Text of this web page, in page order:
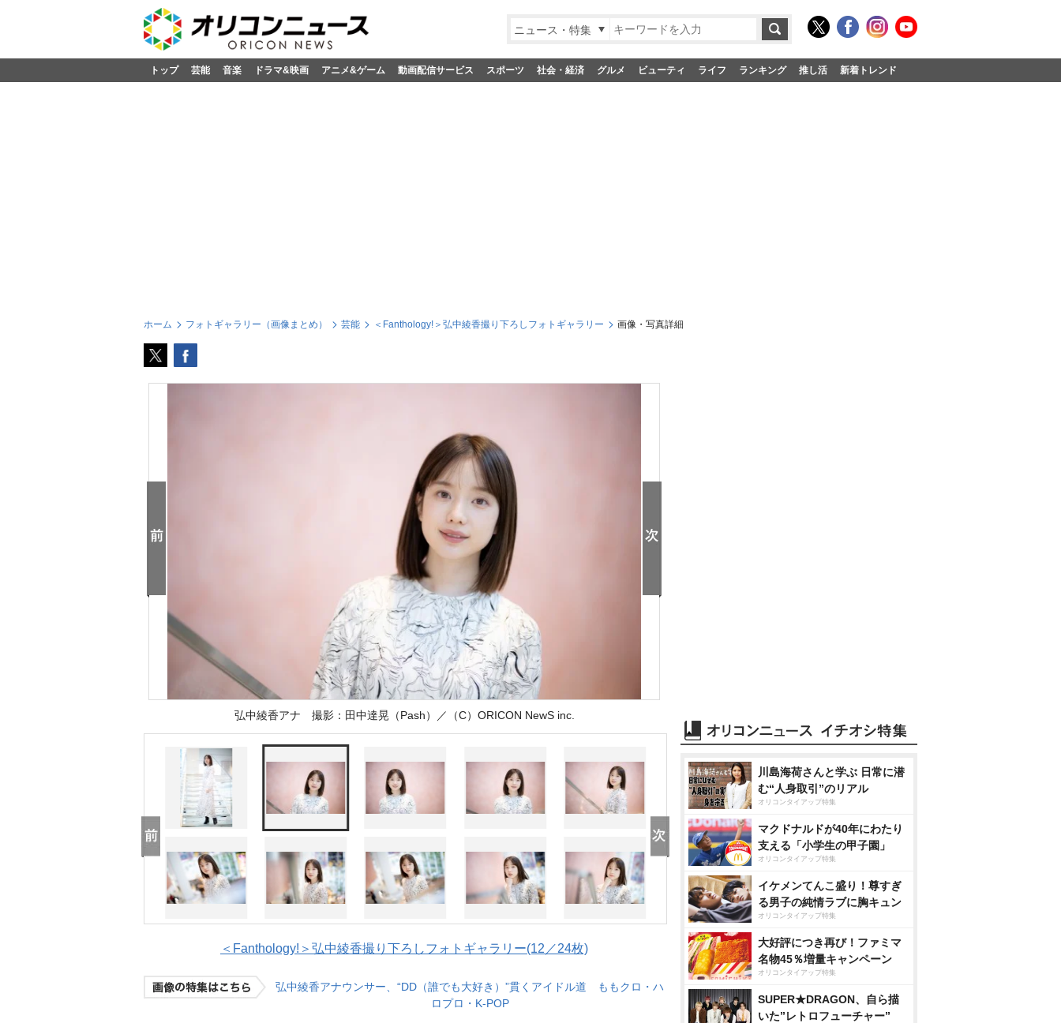
ニュース・特集
トップ 芸能 音楽 ドラマ&映画 アニメ&ゲーム 動画配信サービス スポーツ 社会・経済 グルメ ビューティ ライフ ランキング 推し活 新着トレンド
ホーム フォトギャラリー（画像まとめ） 芸能 ＜Fanthology!＞弘中綾香撮り下ろしフォトギャラリー 画像・写真詳細
弘中綾香アナ 撮影：田中達晃（Pash）／（C）ORICON NewS inc.
＜Fanthology!＞弘中綾香撮り下ろしフォトギャラリー(12／24枚)
弘中綾香アナウンサー、“DD（誰でも大好き）”貫くアイドル道 ももクロ・ハ
ロプロ・K-POP
川島海荷さんと学ぶ 日常に潜
む“人身取引”のリアル
オリコンタイアップ特集
マクドナルドが40年にわたり
支える「小学生の甲子園」
オリコンタイアップ特集
イケメンてんこ盛り！尊すぎ
る男子の純情ラブに胸キュン
オリコンタイアップ特集
大好評につき再び！ファミマ
名物45％増量キャンペーン
オリコンタイアップ特集
SUPER★DRAGON、自ら描
いた”レトロフューチャー”